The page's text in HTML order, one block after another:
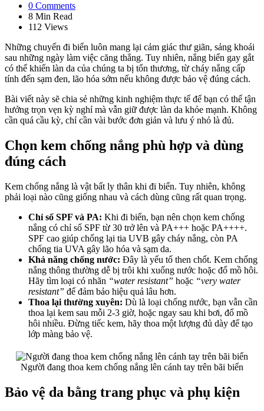
0 Comments
8 Min Read
112 Views
Những chuyến đi biển luôn mang lại cảm giác thư giãn, sảng khoái
sau những ngày làm việc căng thẳng. Tuy nhiên, nắng biển gay gắt
có thể khiến làn da của chúng ta bị tổn thương, từ cháy nắng cấp
tính đến sạm đen, lão hóa sớm nếu không được bảo vệ đúng cách.
Bài viết này sẽ chia sẻ những kinh nghiệm thực tế để bạn có thể tận
hưởng trọn vẹn kỳ nghỉ mà vẫn giữ được làn da khỏe mạnh. Không
cần quá cầu kỳ, chỉ cần vài bước đơn giản và lưu ý nhỏ là đủ.
Chọn kem chống nắng phù hợp và dùng
đúng cách
Kem chống nắng là vật bất ly thân khi đi biển. Tuy nhiên, không
phải loại nào cũng giống nhau và cách dùng cũng rất quan trọng.
Chỉ số SPF và PA: Khi đi biển, bạn nên chọn kem chống
nắng có chỉ số SPF từ 30 trở lên và PA+++ hoặc PA++++.
SPF cao giúp chống lại tia UVB gây cháy nắng, còn PA
chống tia UVA gây lão hóa và sạm da.
Khả năng chống nước: Đây là yếu tố then chốt. Kem chống
nắng thông thường dễ bị trôi khi xuống nước hoặc đổ mồ hôi.
Hãy tìm loại có nhãn “water resistant” hoặc “very water
resistant” để đảm bảo hiệu quả lâu hơn.
Thoa lại thường xuyên: Dù là loại chống nước, bạn vẫn cần
thoa lại kem sau mỗi 2-3 giờ, hoặc ngay sau khi bơi, đổ mồ
hôi nhiều. Đừng tiếc kem, hãy thoa một lượng đủ dày để tạo
lớp màng bảo vệ.
Người đang thoa kem chống nắng lên cánh tay trên bãi biển
Bảo vệ da bằng trang phục và phụ kiện